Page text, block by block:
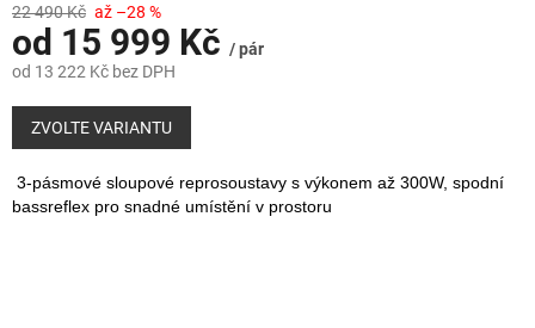
22 490 Kč až –28 %
od 15 999 Kč / pár
od 13 222 Kč bez DPH
Měrná
cena:
ZVOLTE VARIANTU
3-pásmové sloupové reprosoustavy s výkonem až 300W, spodní
bassreflex pro snadné umístění v prostoru